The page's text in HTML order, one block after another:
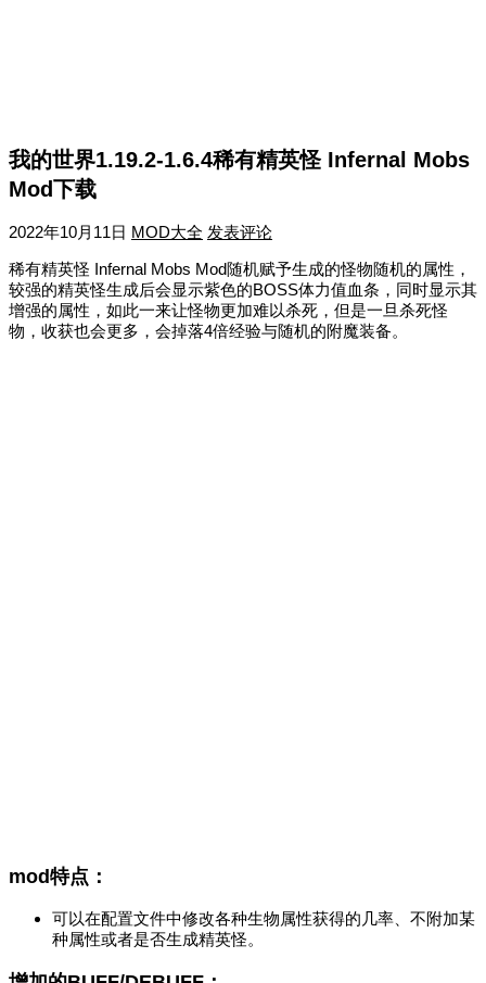
我的世界1.19.2-1.6.4稀有精英怪 Infernal Mobs
Mod下载
2022年10月11日 MOD大全 发表评论
稀有精英怪 Infernal Mobs Mod随机赋予生成的怪物随机的属性，
较强的精英怪生成后会显示紫色的BOSS体力值血条，同时显示其
增强的属性，如此一来让怪物更加难以杀死，但是一旦杀死怪
物，收获也会更多，会掉落4倍经验与随机的附魔装备。
mod特点：
可以在配置文件中修改各种生物属性获得的几率、不附加某
种属性或者是否生成精英怪。